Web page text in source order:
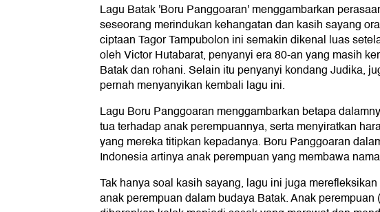
Lagu Batak 'Boru Panggoaran' menggambarkan
seseorang merindukan kehangatan dan kasih sayang
ciptaan Tagor Tampubolon ini semakin dikenal luas
oleh Victor Hutabarat, penyanyi era 80-an yang masih
Batak dan rohani. Selain itu penyanyi kondang Judika,
pernah menyanyikan kembali lagu ini.
Lagu Boru Panggoaran menggambarkan betapa
tua terhadap anak perempuannya, serta menyiratkan
yang mereka titipkan kepadanya. Boru Panggoaran
Indonesia artinya anak perempuan yang membawa
Tak hanya soal kasih sayang, lagu ini juga
anak perempuan dalam budaya Batak. Anak perempuan